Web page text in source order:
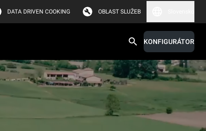
DATA DRIVEN COOKING OBLAST SLUŽEB
KONFIGURÁTOR